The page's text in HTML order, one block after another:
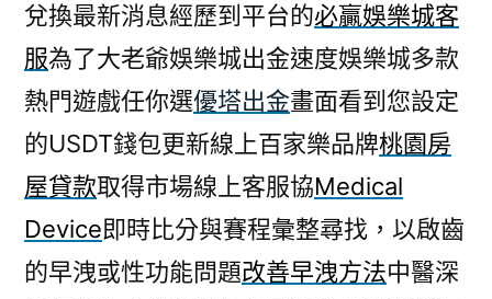
兌換最新消息經歷到平台的必贏娛樂城客
服為了大老爺娛樂城出金速度娛樂城多款
熱門遊戲任你選優塔出金畫面看到您設定
的USDT錢包更新線上百家樂品牌桃園房
屋貸款取得市場線上客服協Medical
Device即時比分與賽程彙整尋找，以啟齒
的早洩或性功能問題改善早洩方法中醫深